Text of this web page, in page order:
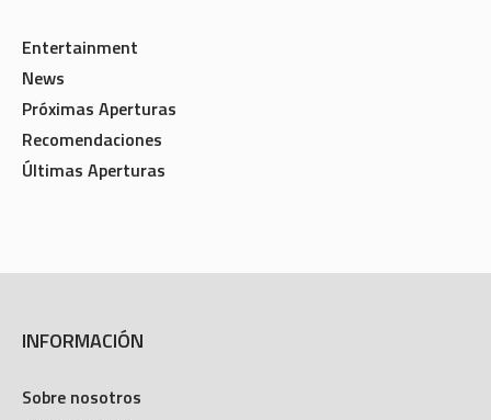
News
Próximas Aperturas
Recomendaciones
Últimas Aperturas
¿Cómo llegar?